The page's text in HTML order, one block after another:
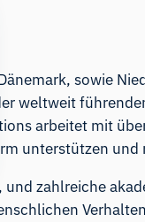
sowie
weltweit
arbeitet mit
unterstützen und
zahlreiche